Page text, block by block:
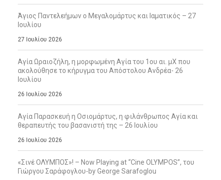
Άγιος Παντελεήμων ο Μεγαλομάρτυς και Ιαματικός – 27
Ιουλίου
27 Ιουλίου 2026
Αγία Ωραιοζήλη, η μορφωμένη Αγία του 1ου αι. μΧ που
ακολούθησε το κήρυγμα του Απόστολου Ανδρέα- 26
Ιουλίου
26 Ιουλίου 2026
Αγία Παρασκευή η Οσιομάρτυς, η φιλάνθρωπος Αγία και
θεραπευτής του βασανιστή της – 26 Ιουλίου
26 Ιουλίου 2026
«Σινέ ΟΛΥΜΠΟΣ»! – Now Playing at “Cine OLYMPOS”, του
Γιώργου Σαράφογλου-by George Sarafoglou